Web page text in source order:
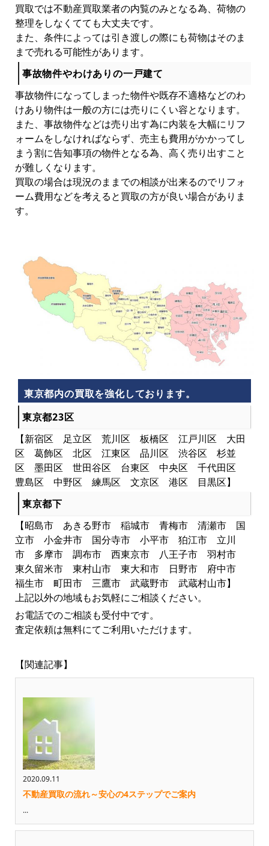
買取では不動産買取業者の内覧のみとなる為、荷物の
整理をしなくてても大丈夫です。
また、条件によっては引き渡しの際にも荷物はそのま
まで売れる可能性があります。
事故物件やわけありの一戸建て
事故物件になってしまった物件や既存不適格などのわ
けあり物件は一般の方には売りにくい容となります。
また、事故物件などは売り出す為に内装を大幅にリフ
ォームをしなければならず、売主も費用がかかってし
まう割に告知事項の物件となる為、高く売り出すこと
が難しくなります。
買取の場合は現況のままでの相談が出来るのでリフォ
ーム費用などを考えると買取の方が良い場合がありま
す。
東京都内の買取を強化しております。
東京都23区
【新宿区 足立区 荒川区 板橋区 江戸川区 大田
区 葛飾区 北区 江東区 品川区 渋谷区 杉並
区 墨田区 世田谷区 台東区 中央区 千代田区
豊島区 中野区 練馬区 文京区 港区 目黒区】
東京都下
【昭島市 あきる野市 稲城市 青梅市 清瀬市 国
立市 小金井市 国分寺市 小平市 狛江市 立川
市 多摩市 調布市 西東京市 八王子市 羽村市
東久留米市 東村山市 東大和市 日野市 府中市
福生市 町田市 三鷹市 武蔵野市 武蔵村山市】
上記以外の地域もお気軽にご相談ください。
お電話でのご相談も受付中です。
査定依頼は無料にてご利用いただけます。
【関連記事】
2020.09.11
不動産買取の流れ～安心の4ステップでご案内
...